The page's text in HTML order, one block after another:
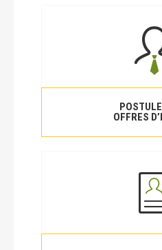
OFFRES